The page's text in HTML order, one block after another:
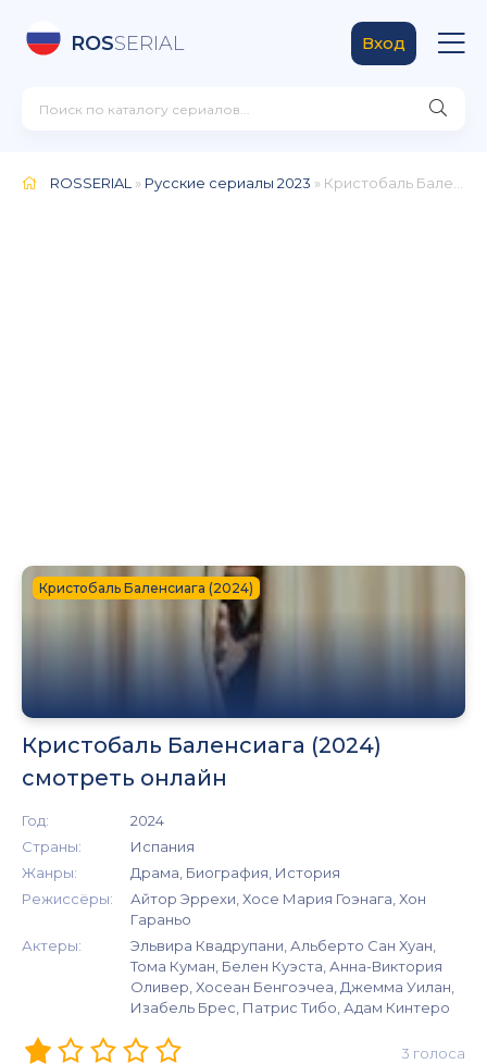
ROSSERIAL Вход
ROSSERIAL » Русские сериалы 2023 » Кристобаль Баленсиага (2024)
Кристобаль Баленсиага (2024)
Кристобаль Баленсиага (2024)
смотреть онлайн
Год:
2024
Страны:
Испания
Жанры:
Драма, Биография, История
Режиссёры:
Айтор Эррехи, Хосе Мария Гоэнага, Хон
Гараньо
Актеры:
Эльвира Квадрупани, Альберто Сан Хуан,
Тома Куман, Белен Куэста, Анна-Виктория
Оливер, Хосеан Бенгоэчеа, Джемма Уилан,
Изабель Брес, Патрис Тибо, Адам Кинтеро
3 голоса